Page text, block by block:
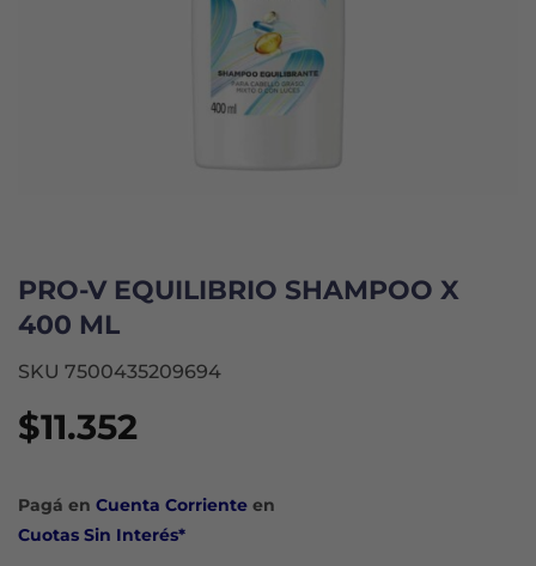
PRO-V EQUILIBRIO SHAMPOO X
400 ML
SKU 7500435209694
$11.352
Pagá en Cuenta Corriente en
Cuotas Sin Interés*